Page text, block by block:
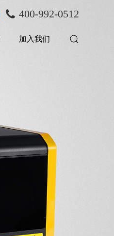
400-992-0512
加入我们